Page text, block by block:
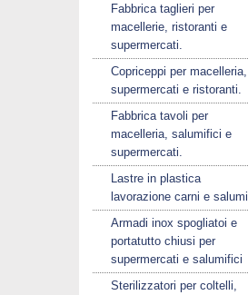
Fabbrica taglieri per
macellerie, ristoranti e
supermercati.
Copriceppi per macelleria,
supermercati e ristoranti.
Fabbrica tavoli per
macelleria, salumifici e
supermercati.
Lastre in plastica
lavorazione carni e salumi
Armadi inox spogliatoi e
portatutto chiusi per
supermercati e salumifici
Sterilizzatori per coltelli,